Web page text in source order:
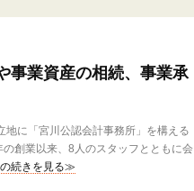
事業資産の相続、事業承
に「宮川公認会計事務所」を構える
創業以来、8人のスタッフとともに会
続きを見る≫